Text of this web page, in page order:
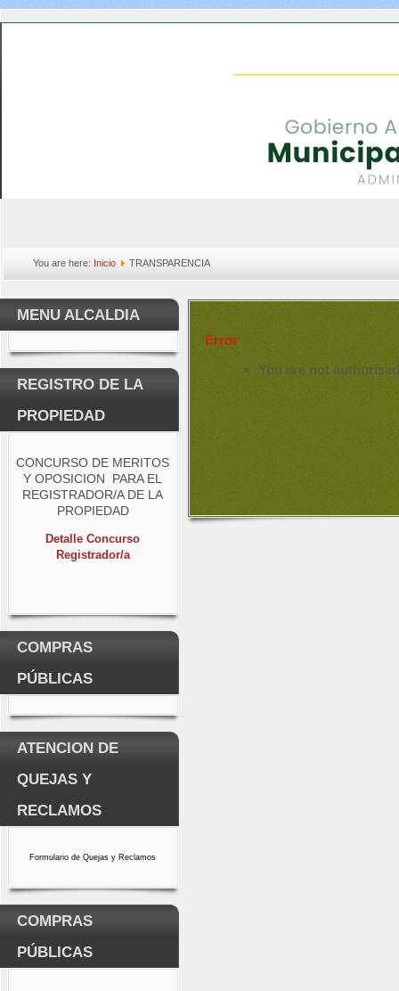
You are here: Inicio TRANSPARENCIA
MENU ALCALDIA
REGISTRO DE LA
PROPIEDAD
CONCURSO DE MERITOS
Y OPOSICION PARA EL
REGISTRADOR/A DE LA
PROPIEDAD
Detalle Concurso
Registrador/a
COMPRAS
PÚBLICAS
ATENCION DE
QUEJAS Y
RECLAMOS
Formulario de Quejas y Reclamos
COMPRAS
PÚBLICAS
Error
You are not